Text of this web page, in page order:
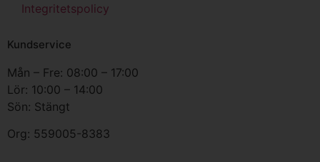
Integritetspolicy
Kundservice
Mån – Fre: 08:00 – 17:00
Lör: 10:00 – 14:00
Sön: Stängt
Org: 559005-8383